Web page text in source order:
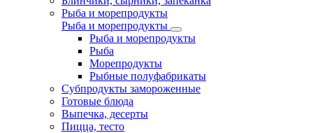
Рыба и морепродукты
Рыба и морепродукты
Рыба и морепродукты
Рыба
Морепродукты
Рыбные полуфабрикаты
Субпродукты замороженные
Готовые блюда
Выпечка, десерты
Пицца, тесто